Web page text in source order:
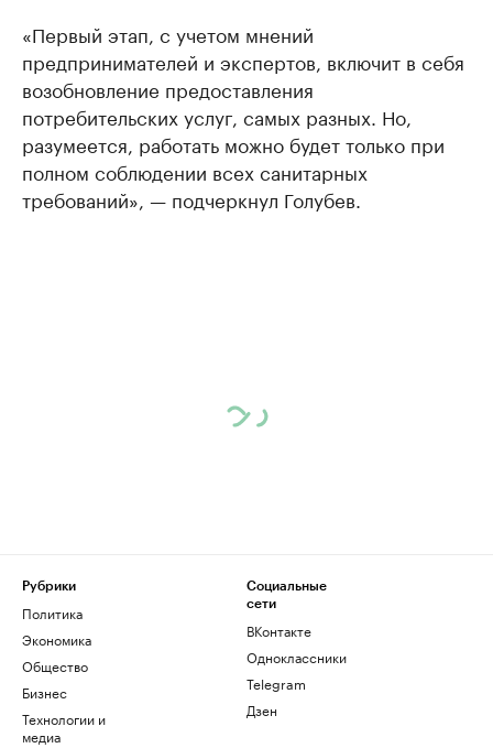
«Первый этап, с учетом мнений
предпринимателей и экспертов, включит в себя
возобновление предоставления
потребительских услуг, самых разных. Но,
разумеется, работать можно будет только при
полном соблюдении всех санитарных
требований», — подчеркнул Голубев.
Рубрики
Политика
Экономика
Общество
Бизнес
Технологии и
медиа
Социальные
сети
ВКонтакте
Одноклассники
Telegram
Дзен